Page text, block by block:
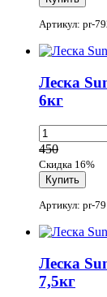
Артикул: pr-
Леска
6кг
450
Скидка 16%
Артикул: pr-
Леска
7,5кг